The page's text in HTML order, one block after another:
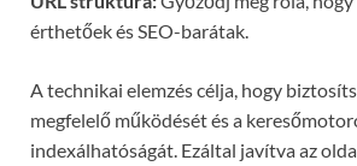
érthetőek és SEO-barátak.
A technikai elemzés célja, hogy
megfelelő működését és a
indexálhatóságát. Ezáltal javítva az